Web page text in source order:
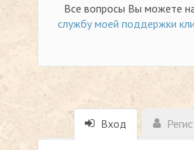
Все вопросы Вы можете
службу моей поддержки
Вход